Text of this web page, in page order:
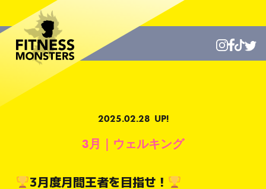
2025.02.28 UP!
3月｜ウェルキング
3月度月間王者を目指せ！